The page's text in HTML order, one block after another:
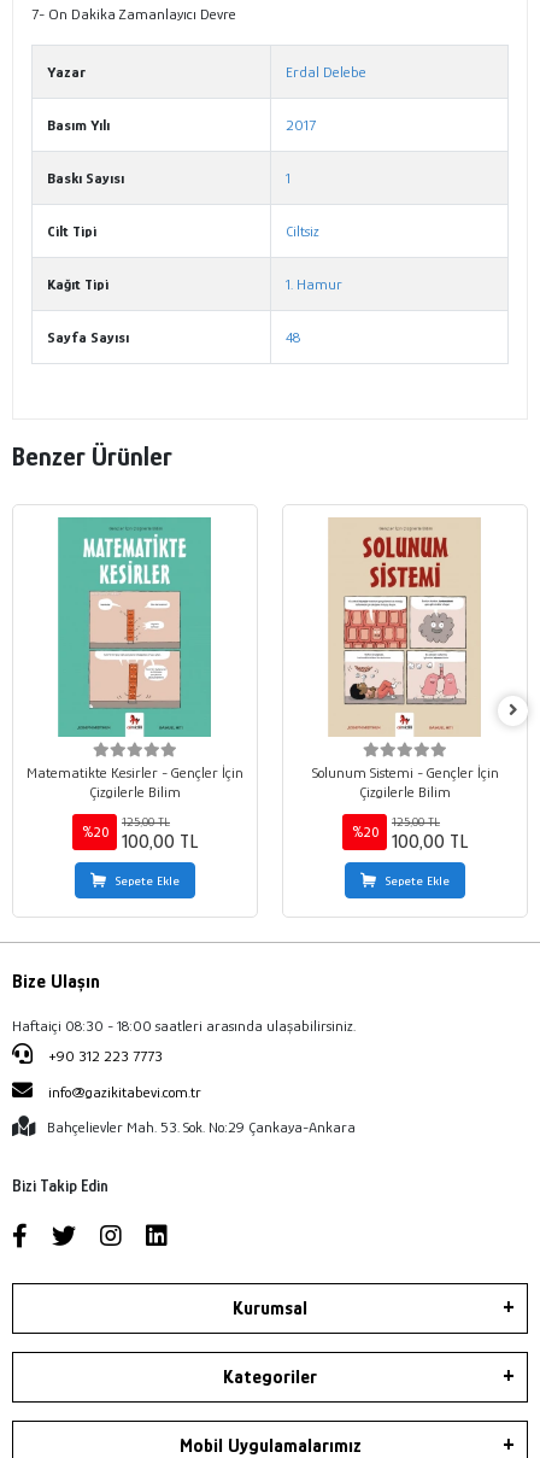
7- On Dakika Zamanlayıcı Devre
Yazar Erdal Delebe
Basım Yılı 2017
Baskı Sayısı 1
Cilt Tipi Ciltsiz
Kağıt Tipi 1. Hamur
Sayfa Sayısı 48
Benzer Ürünler
Matematikte Kesirler - Gençler İçin
Çizgilerle Bilim
%20
125,00 TL
100,00 TL
Sepete Ekle
Solunum Sistemi - Gençler İçin
Çizgilerle Bilim
%20
125,00 TL
100,00 TL
Sepete Ekle
Bize Ulaşın
Haftaiçi 08:30 - 18:00 saatleri arasında ulaşabilirsiniz.
+90 312 223 7773
info@gazikitabevi.com.tr
Bahçelievler Mah. 53. Sok. No:29 Çankaya-Ankara
Bizi Takip Edin
Kurumsal
Kategoriler
Mobil Uygulamalarımız